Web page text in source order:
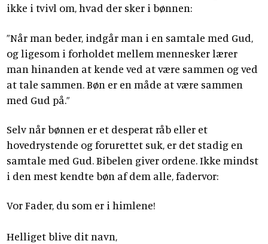
ikke i tvivl om, hvad der sker i bønnen:
”Når man beder, indgår man i en samtale med Gud,
og ligesom i forholdet mellem mennesker lærer
man hinanden at kende ved at være sammen og ved
at tale sammen. Bøn er en måde at være sammen
med Gud på.”
Selv når bønnen er et desperat råb eller et
hovedrystende og forurettet suk, er det stadig en
samtale med Gud. Bibelen giver ordene. Ikke mindst
i den mest kendte bøn af dem alle, fadervor:
Vor Fader, du som er i himlene!
Helliget blive dit navn,